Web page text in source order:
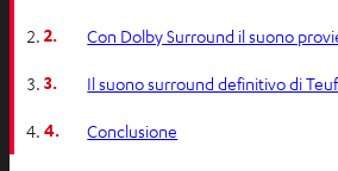
2. Con Dolby Surround il suono
3. Il suono surround definitivo di
4. Conclusione